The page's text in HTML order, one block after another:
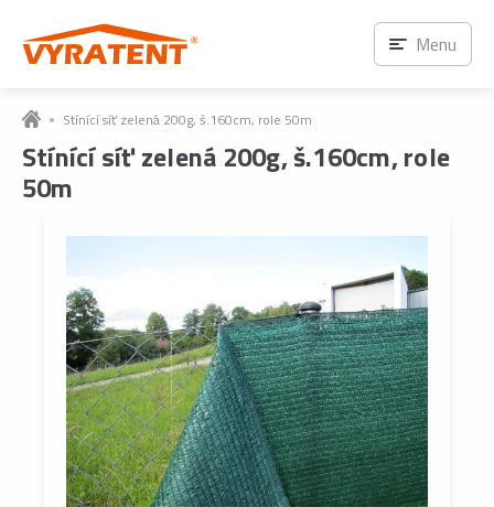
Stínící síť zelená 200g, š.160cm, role 50m
Stínící síť zelená 200g, š.160cm, role
50m
Menu